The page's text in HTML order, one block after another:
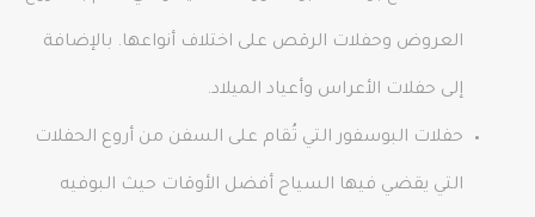
العروض وحفلات الرقص على اختلاف أنواعها. بالإضافة
إلى حفلات الأعراس وأعياد الميلاد.
حفلات البوسفور التي تُقام على السفن من أروع الحفلات
التي يقضي فيها السياح أفضل الأوقات حيث البوفيه